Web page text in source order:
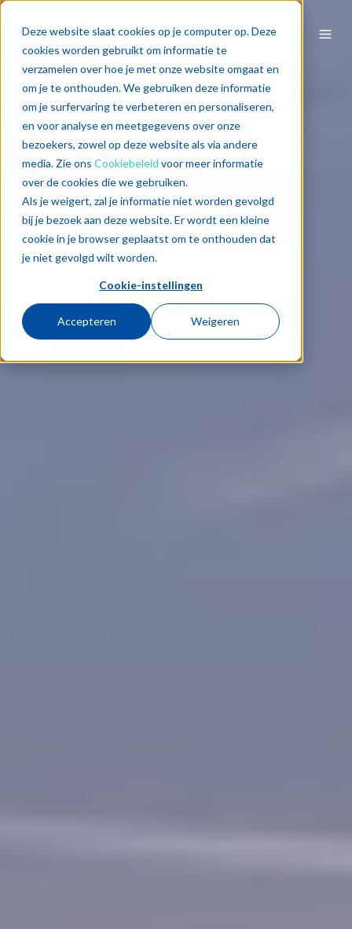
Deze website slaat cookies op je computer op. Deze
cookies worden gebruikt om informatie te
verzamelen over hoe je met onze website omgaat en
om je te onthouden. We gebruiken deze informatie
om je surfervaring te verbeteren en personaliseren,
en voor analyse en meetgegevens over onze
bezoekers, zowel op deze website als via andere
media. Zie ons Cookiebeleid voor meer informatie
over de cookies die we gebruiken.
Als je weigert, zal je informatie niet worden gevolgd
bij je bezoek aan deze website. Er wordt een kleine
cookie in je browser geplaatst om te onthouden dat
je niet gevolgd wilt worden.
Cookie-instellingen
Accepteren Weigeren